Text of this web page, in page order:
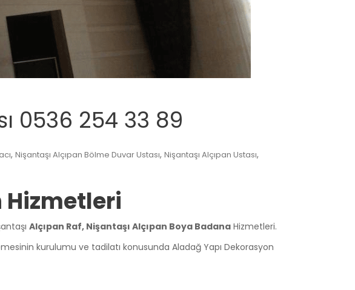
0536 254 33 89
, Nişantaşı Alçıpan Bölme Duvar Ustası, Nişantaşı Alçıpan Ustası,
Hizmetleri
Alçıpan Raf, Nişantaşı Alçıpan Boya Badana Hizmetleri.
kurulumu ve tadilatı konusunda Aladağ Yapı Dekorasyon